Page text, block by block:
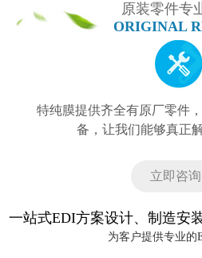
原装零件专
ORIGINAL
特纯膜提供齐全有原厂零件
备，让我们能够真正
立即咨
一站式EDI方案设计、制造安
为客户提供专业的